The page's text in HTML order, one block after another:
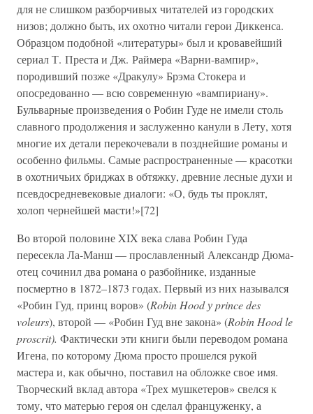
для не слишком разборчивых читателей из городских
низов; должно быть, их охотно читали герои Диккенса.
Образцом подобной «литературы» был и кровавейший
сериал Т. Преста и Дж. Раймера «Варни-вампир»,
породивший позже «Дракулу» Брэма Стокера и
опосредованно — всю современную «вампириану».
Бульварные произведения о Робин Гуде не имели столь
славного продолжения и заслуженно канули в Лету, хотя
многие их детали перекочевали в позднейшие романы и
особенно фильмы. Самые распространенные — красотки
в охотничьих бриджах в обтяжку, древние лесные духи и
псевдосредневековые диалоги: «О, будь ты проклят,
холоп чернейшей масти!»[72]
Во второй половине XIX века слава Робин Гуда
пересекла Ла-Манш — прославленный Александр Дюма-
отец сочинил два романа о разбойнике, изданные
посмертно в 1872–1873 годах. Первый из них назывался
«Робин Гуд, принц воров» (Robin Hood у prince des
voleurs), второй — «Робин Гуд вне закона» (Robin Hood le
proscrit). Фактически эти книги были переводом романа
Игена, по которому Дюма просто прошелся рукой
мастера и, как обычно, поставил на обложке свое имя.
Творческий вклад автора «Трех мушкетеров» свелся к
тому, что матерью героя он сделал француженку, а